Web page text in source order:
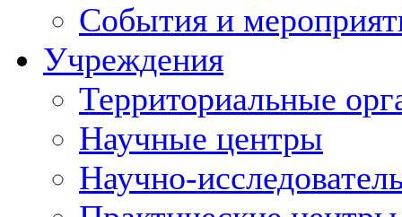
События и
Учреждения
Территориальные
Научные центры
Научно-